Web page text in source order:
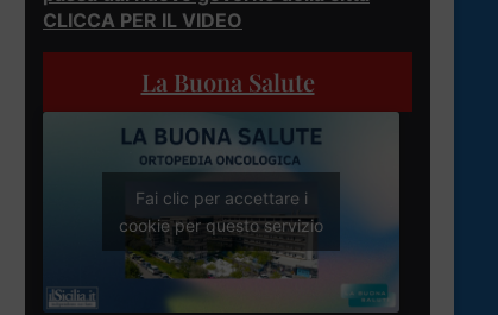
CLICCA PER IL VIDEO
La Buona Salute
Fai clic per accettare i
cookie per questo servizio